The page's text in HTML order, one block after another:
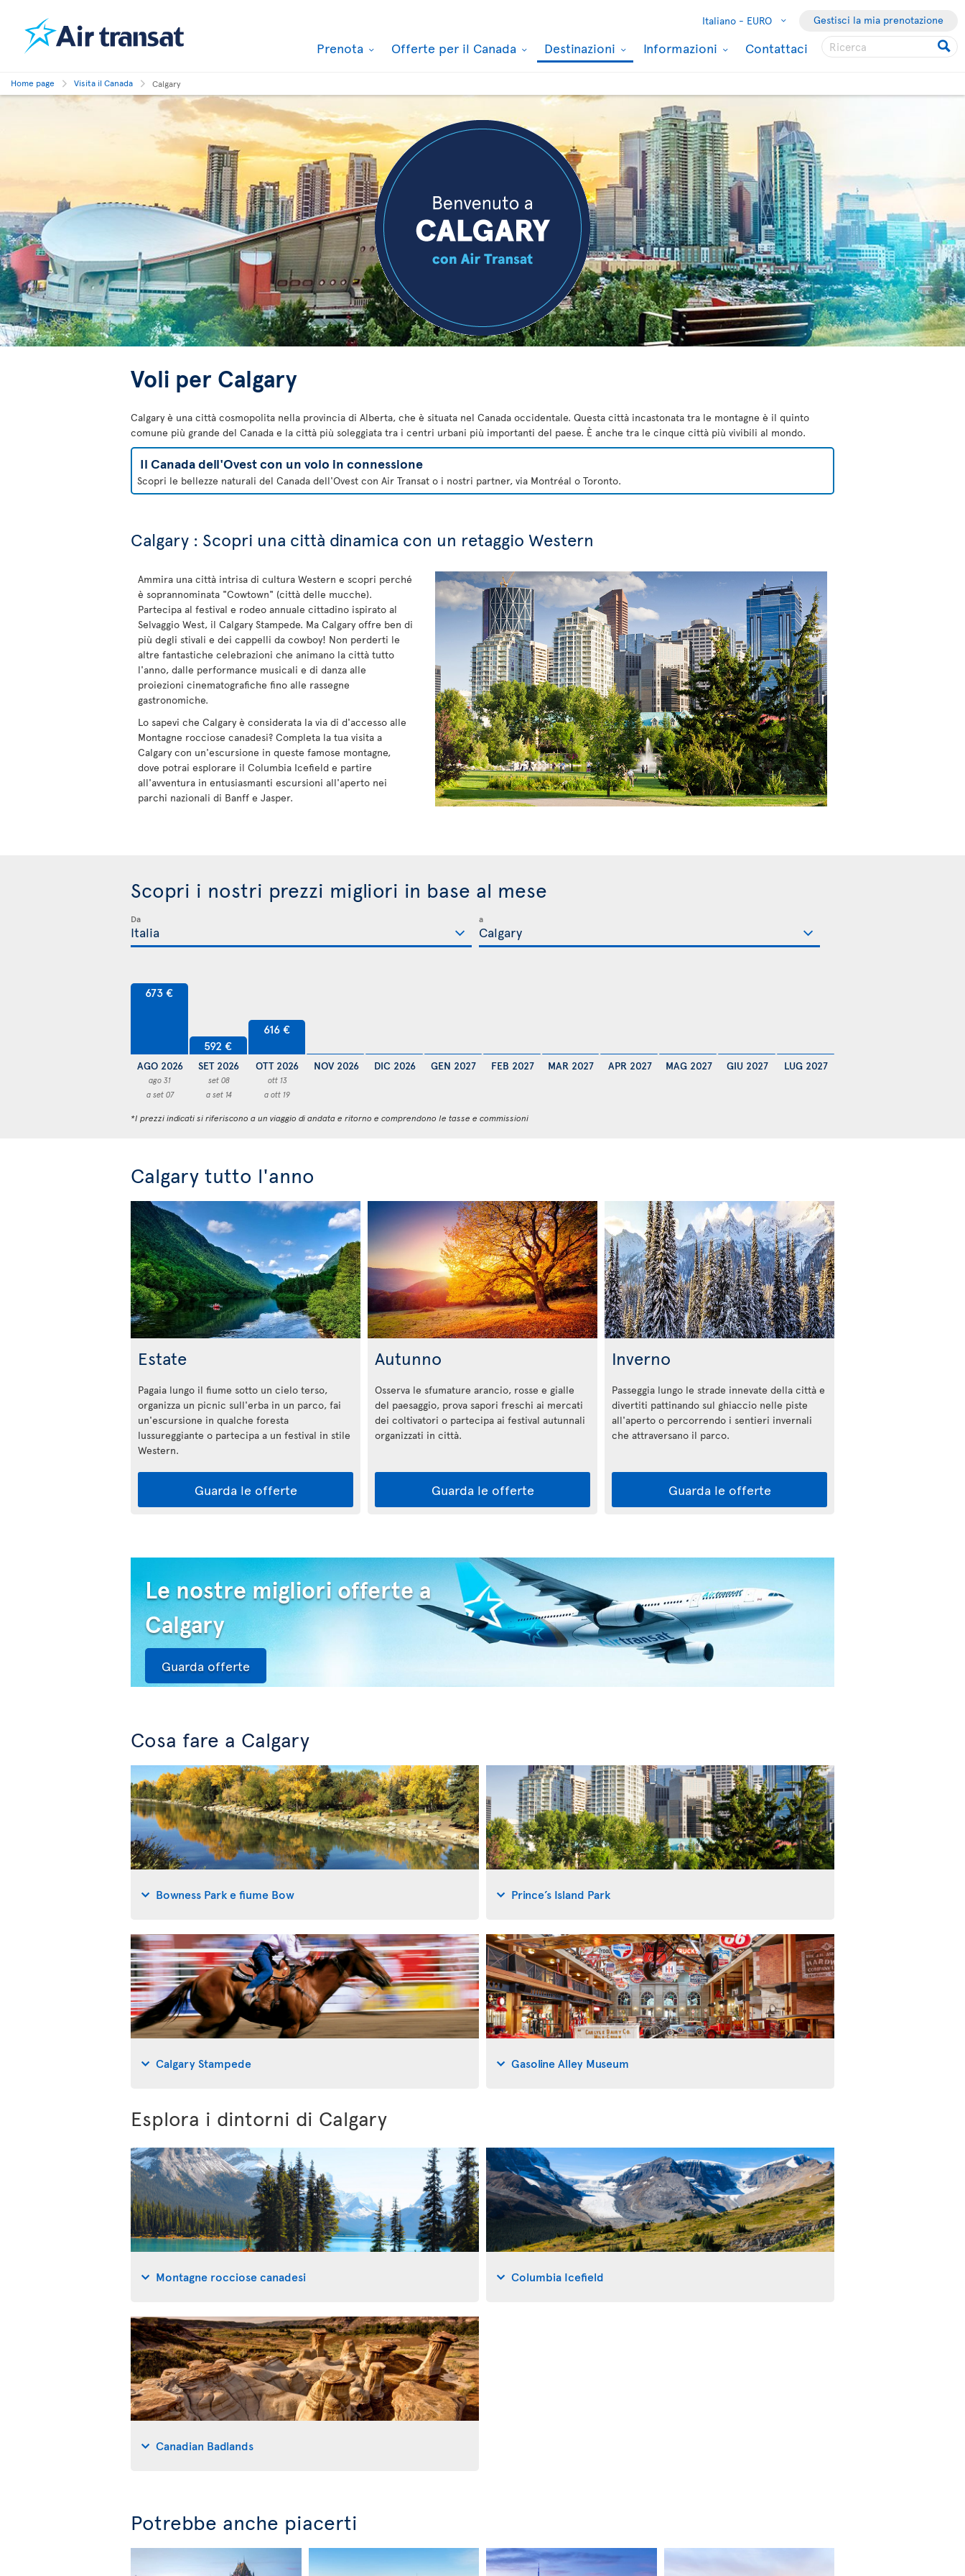
Italiano - EURO Gestisci la mia prenotazione
Prenota Offerte per il Canada Destinazioni Informazioni Contattaci
Home page Visita il Canada Calgary
Voli per Calgary
Calgary è una città cosmopolita nella provincia di Alberta, che è situata nel Canada occidentale. Questa città incastonata tra le montagne è il quinto
comune più grande del Canada e la città più soleggiata tra i centri urbani più importanti del paese. È anche tra le cinque città più vivibili al mondo.
Il Canada dell'Ovest con un volo in connessione
Scopri le bellezze naturali del Canada dell'Ovest con Air Transat o i nostri partner, via Montréal o Toronto.
Calgary : Scopri una città dinamica con un retaggio Western
Ammira una città intrisa di cultura Western e scopri perché
è soprannominata "Cowtown" (città delle mucche).
Partecipa al festival e rodeo annuale cittadino ispirato al
Selvaggio West, il Calgary Stampede. Ma Calgary offre ben di
più degli stivali e dei cappelli da cowboy! Non perderti le
altre fantastiche celebrazioni che animano la città tutto
l'anno, dalle performance musicali e di danza alle
proiezioni cinematografiche fino alle rassegne
gastronomiche.
Lo sapevi che Calgary è considerata la via di d'accesso alle
Montagne rocciose canadesi? Completa la tua visita a
Calgary con un'escursione in queste famose montagne,
dove potrai esplorare il Columbia Icefield e partire
all'avventura in entusiasmanti escursioni all'aperto nei
parchi nazionali di Banff e Jasper.
Scopri i nostri prezzi migliori in base al mese
Da a
673 €
AGO 2026
ago 31
a set 07
592 €
SET 2026
set 08
a set 14
616 €
OTT 2026
ott 13
a ott 19
NOV 2026 DIC 2026 GEN 2027 FEB 2027 MAR 2027 APR 2027 MAG 2027 GIU 2027 LUG 2027
*I prezzi indicati si riferiscono a un viaggio di andata e ritorno e comprendono le tasse e commissioni
Calgary tutto l'anno
Estate
Pagaia lungo il fiume sotto un cielo terso,
organizza un picnic sull'erba in un parco, fai
un'escursione in qualche foresta
lussureggiante o partecipa a un festival in stile
Western.
Guarda le offerte
Autunno
Osserva le sfumature arancio, rosse e gialle
del paesaggio, prova sapori freschi ai mercati
dei coltivatori o partecipa ai festival autunnali
organizzati in città.
Guarda le offerte
Inverno
Passeggia lungo le strade innevate della città e
divertiti pattinando sul ghiaccio nelle piste
all'aperto o percorrendo i sentieri invernali
che attraversano il parco.
Guarda le offerte
Le nostre migliori offerte a
Calgary
Guarda offerte
Cosa fare a Calgary
Bowness Park e fiume Bow Prince’s Island Park
Calgary Stampede Gasoline Alley Museum
Esplora i dintorni di Calgary
Montagne rocciose canadesi Columbia Icefield
Canadian Badlands
Potrebbe anche piacerti